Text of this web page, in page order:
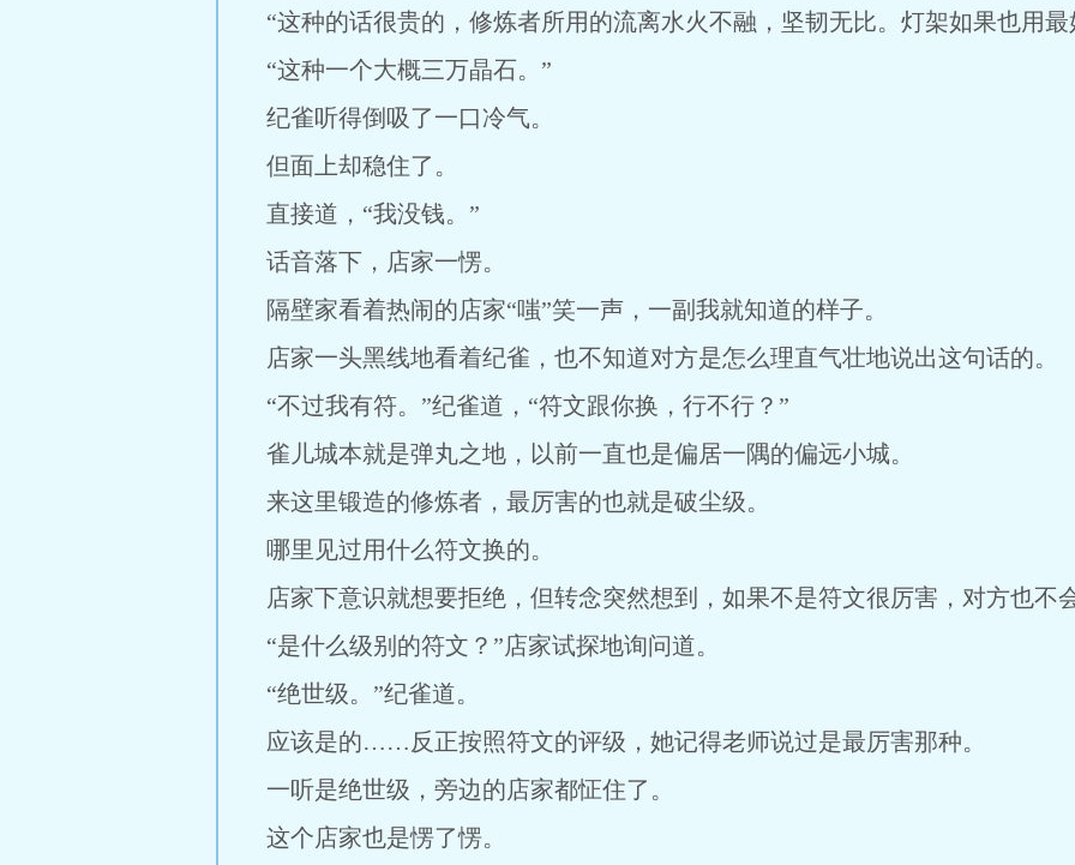
“这种的话很贵的，修炼者所用的流离水火不融，坚韧无比。灯架如果也用
“这种一个大概三万晶石。”
纪雀听得倒吸了一口冷气。
但面上却稳住了。
直接道，“我没钱。”
话音落下，店家一愣。
隔壁家看着热闹的店家“嗤”笑一声，一副我就知道的样子。
店家一头黑线地看着纪雀，也不知道对方是怎么理直气壮地说出这句话的。
“不过我有符。”纪雀道，“符文跟你换，行不行？”
雀儿城本就是弹丸之地，以前一直也是偏居一隅的偏远小城。
来这里锻造的修炼者，最厉害的也就是破尘级。
哪里见过用什么符文换的。
店家下意识就想要拒绝，但转念突然想到，如果不是符文很厉害，对方也不
“是什么级别的符文？”店家试探地询问道。
“绝世级。”纪雀道。
应该是的……反正按照符文的评级，她记得老师说过是最厉害那种。
一听是绝世级，旁边的店家都怔住了。
这个店家也是愣了愣。